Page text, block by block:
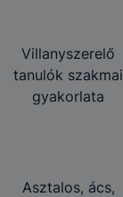
Villanyszerelő
tanulók szakmai
gyakorlata
Asztalos, ács,